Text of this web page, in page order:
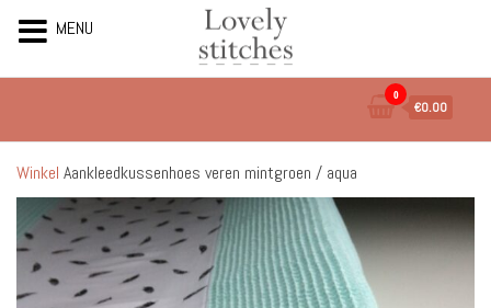
de
inhoud
0
€0.00
Winkel Aankleedkussenhoes veren mintgroen / aqua
MENU